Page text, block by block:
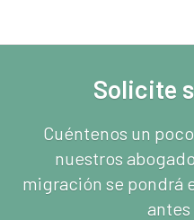
Solicite
Cuéntenos un
nuestros
migración se pondrá